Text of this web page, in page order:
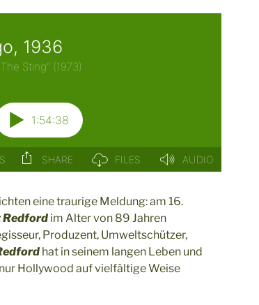
eine traurige Meldung: am 16.
Redford im Alter von 89 Jahren
Produzent, Umweltschützer,
hat in seinem langen Leben und
Hollywood auf vielfältige Weise